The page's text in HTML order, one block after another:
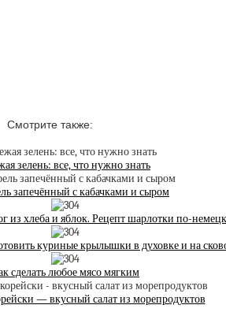
Смотрите также:
зелень: все, что нужно знать
запечённый с кабачками и сыром
из хлеба и яблок. Рецепт шарлотки по-
куриные крылышки в духовке и на
сделать любое мясо мягким
— вкусный салат из морепродуктов